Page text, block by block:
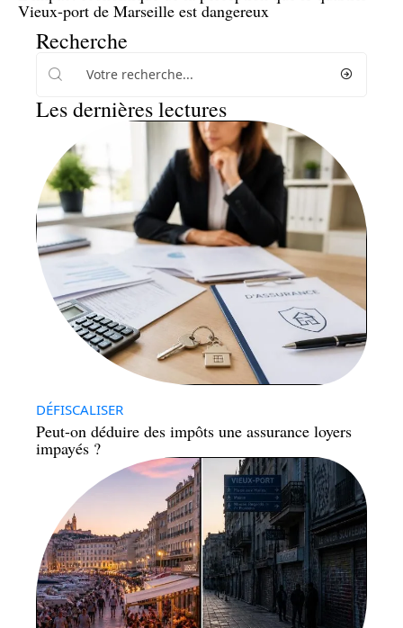
Vieux-port de Marseille est dangereux
Recherche
Les dernières lectures
DÉFISCALISER
Peut-on déduire des impôts une assurance loyers
impayés ?